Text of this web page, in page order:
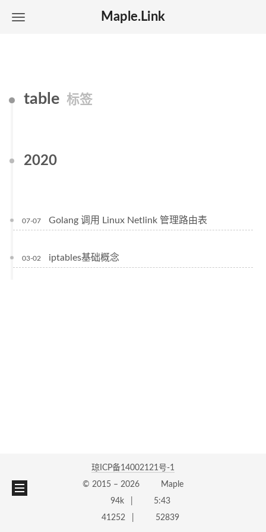
Maple.Link
table 标签
2020
07-07 Golang 调用 Linux Netlink 管理路由表
03-02 iptables基础概念
琼ICP备14002121号-1
© 2015 –2026
Maple
94k
5:43
41252
52839